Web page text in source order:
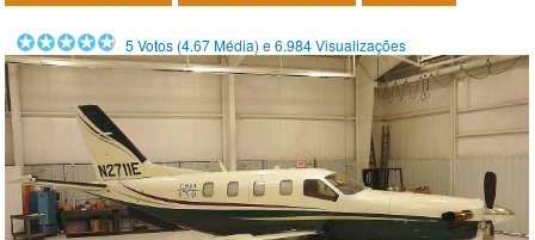
5 Votos (4.67Média) e6.984Visualizações